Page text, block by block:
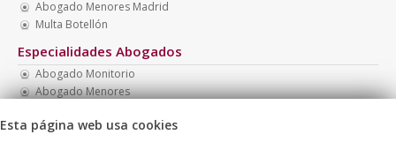
Abogado Menores Madrid
Multa Botellón
Especialidades Abogados
Abogado Monitorio
Abogado Menores
Abogado Barato
Esta página web usa cookies